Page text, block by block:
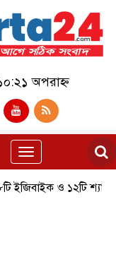
অপরাহ্ন
Toggle
navigation
ও ১২টি শ্যালোমেশিন